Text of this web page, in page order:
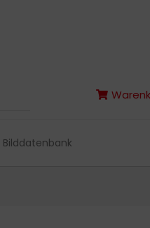
Bilddatenbank
Bilddatenbank